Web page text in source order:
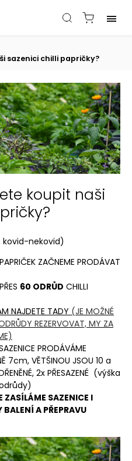
sazenici chilli papričky?
koupit naši
kovid-nekovid)
ZAČNEME PRODÁVAT
60 ODRŮD CHILLI
NAJDETE TADY (JE MOŽNÉ
REZERVOVAT, MY ZA
PRODÁVÁME
7cm, VĚTŠINOU JSOU 10 a
2x PŘESAZENÉ (výška
ZASÍLÁME SAZENICE I
A PŘEPRAVU